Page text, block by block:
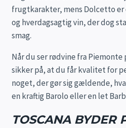
frugtkarakter, mens Dolcetto
og hverdagsagtig vin, der dog
smag.
Når du ser rødvine fra
sikker på, at du får kvalitet for
noget, der gør sig gældende,
en kraftig Barolo eller en let
TOSCANA BYDER